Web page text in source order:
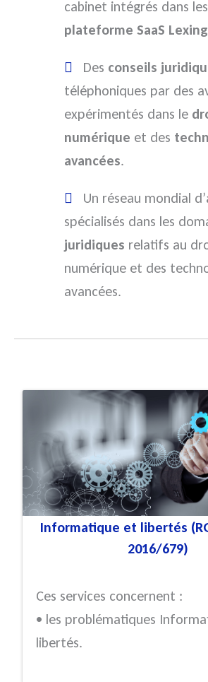
cabinet intégrés dans les
plateforme SaaS Lexing
Des conseils
téléphoniques par des
expérimentés dans le
numérique et des
avancées.
Un réseau mondial d’
spécialisés dans les
juridiques relatifs au
numérique et des
avancées.
Informatique et libertés
2016/679)
Ces services concernent :
• les problématiques
libertés.